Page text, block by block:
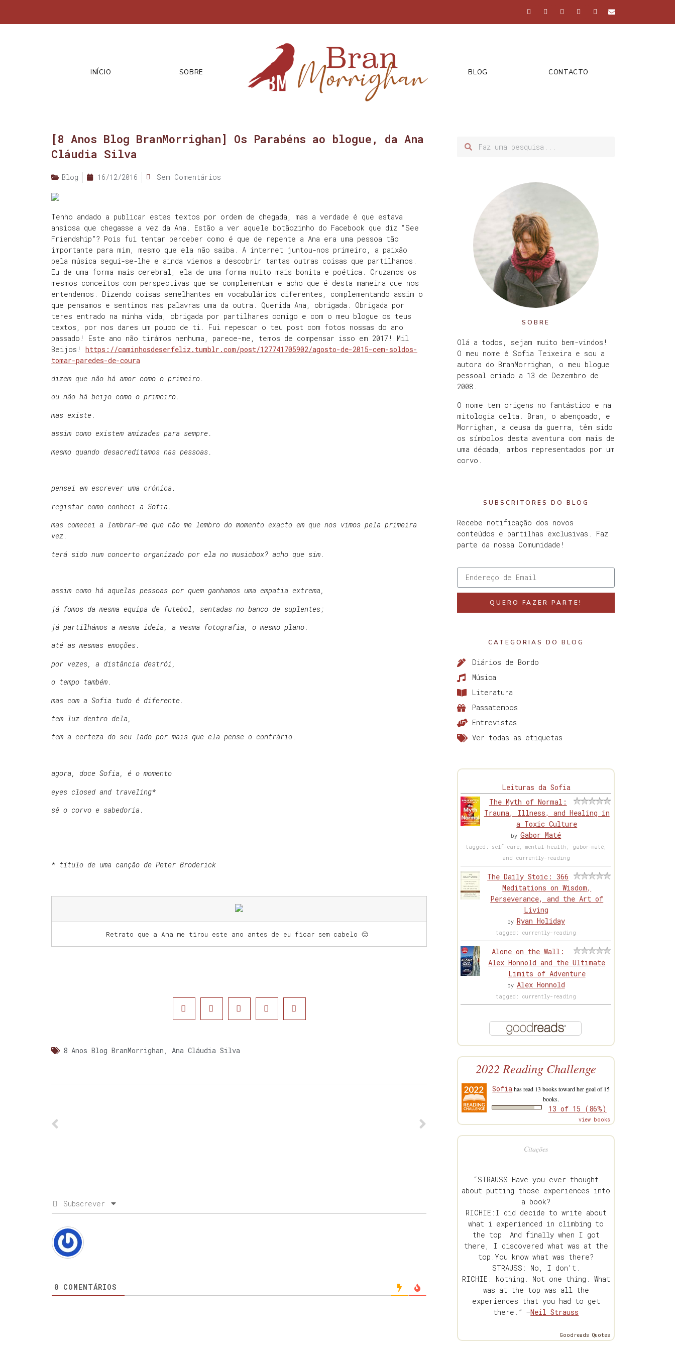
INÍCIO SOBRE BLOG CONTACTO
[8 Anos Blog BranMorrighan] Os Parabéns ao blogue, da Ana
Cláudia Silva
Blog 16/12/2016 Sem Comentários
Tenho andado a publicar estes textos por ordem de chegada, mas a verdade é que estava
ansiosa que chegasse a vez da Ana. Estão a ver aquele botãozinho do Facebook que diz “See
Friendship”? Pois fui tentar perceber como é que de repente a Ana era uma pessoa tão
importante para mim, mesmo que ela não saiba. A internet juntou-nos primeiro, a paixão
pela música segui-se-lhe e ainda viemos a descobrir tantas outras coisas que partilhamos.
Eu de uma forma mais cerebral, ela de uma forma muito mais bonita e poética. Cruzamos os
mesmos conceitos com perspectivas que se complementam e acho que é desta maneira que nos
entendemos. Dizendo coisas semelhantes em vocabulários diferentes, complementando assim o
que pensamos e sentimos nas palavras uma da outra. Querida Ana, obrigada. Obrigada por
teres entrado na minha vida, obrigada por partilhares comigo e com o meu blogue os teus
textos, por nos dares um pouco de ti. Fui repescar o teu post com fotos nossas do ano
passado! Este ano não tirámos nenhuma, parece-me, temos de compensar isso em 2017! Mil
Beijos! https://caminhosdeserfeliz.tumblr.com/post/127741705902/agosto-de-2015-cem-soldos-
tomar-paredes-de-coura
dizem que não há amor como o primeiro.
ou não há beijo como o primeiro.
mas existe.
assim como existem amizades para sempre.
mesmo quando desacreditamos nas pessoas.
pensei em escrever uma crónica.
registar como conheci a Sofia.
mas comecei a lembrar-me que não me lembro do momento exacto em que nos vimos pela primeira
vez.
terá sido num concerto organizado por ela no musicbox? acho que sim.
assim como há aquelas pessoas por quem ganhamos uma empatia extrema,
já fomos da mesma equipa de futebol, sentadas no banco de suplentes;
já partilhámos a mesma ideia, a mesma fotografia, o mesmo plano.
até as mesmas emoções.
por vezes, a distância destrói,
o tempo também.
mas com a Sofia tudo é diferente.
tem luz dentro dela,
tem a certeza do seu lado por mais que ela pense o contrário.
agora, doce Sofia, é o momento
eyes closed and traveling*
sê o corvo e sabedoria.
* título de uma canção de Peter Broderick
Retrato que a Ana me tirou este ano antes de eu ficar sem cabelo 🙂
8 Anos Blog BranMorrighan , Ana Cláudia Silva
Subscrever
0 COMENTÁRIOS
SOBRE
Olá a todos, sejam muito bem-vindos!
O meu nome é Sofia Teixeira e sou a
autora do BranMorrighan, o meu blogue
pessoal criado a 13 de Dezembro de
2008.
O nome tem origens no fantástico e na
mitologia celta. Bran, o abençoado, e
Morrighan, a deusa da guerra, têm sido
os símbolos desta aventura com mais de
uma década, ambos representados por um
corvo.
SUBSCRITORES DO BLOG
Recebe notificação dos novos
conteúdos e partilhas exclusivas. Faz
parte da nossa Comunidade!
QUERO FAZER PARTE!
CATEGORIAS DO BLOG
Diários de Bordo
Música
Literatura
Passatempos
Entrevistas
Ver todas as etiquetas
Leituras da Sofia
The Myth of Normal:
Trauma, Illness, and Healing in
a Toxic Culture
byGabor Maté
tagged: self-care, mental-health, gabor-maté,
and currently-reading
The Daily Stoic: 366
Meditations on Wisdom,
Perseverance, and the Art of
Living
by Ryan Holiday
tagged: currently-reading
Alone on the Wall:
Alex Honnold and the Ultimate
Limits of Adventure
by Alex Honnold
tagged: currently-reading
2022 Reading Challenge
Sofiahas read 13 books toward her goal of 15
books.
13 of 15 (86%)
view books
Citações
“STRAUSS:Have you ever thought
about putting those experiences into
a book?
RICHIE:I did decide to write about
what i experienced in climbing to
the top. And finally when I got
there, I discovered what was at the
top.You know what was there?
STRAUSS: No, I don't.
RICHIE: Nothing. Not one thing. What
was at the top was all the
experiences that you had to get
there.” —Neil Strauss
Goodreads Quotes